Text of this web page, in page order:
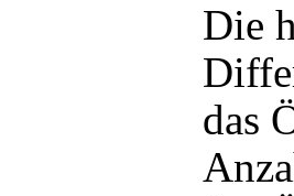
Die
das